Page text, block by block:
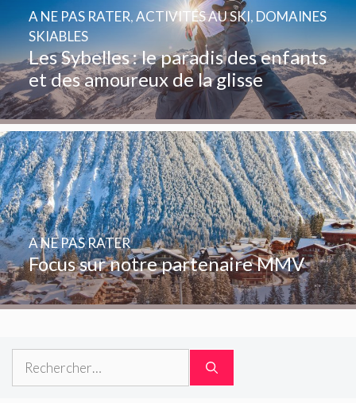
Les Sybelles : le paradis des enfants
et des amoureux de la glisse
A NE PAS RATER,ACTIVITÉS AU SKI, DOMAINES
SKIABLES
Focus sur notre partenaire MMV
A NE PAS RATER